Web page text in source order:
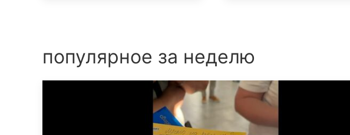
популярное за неделю